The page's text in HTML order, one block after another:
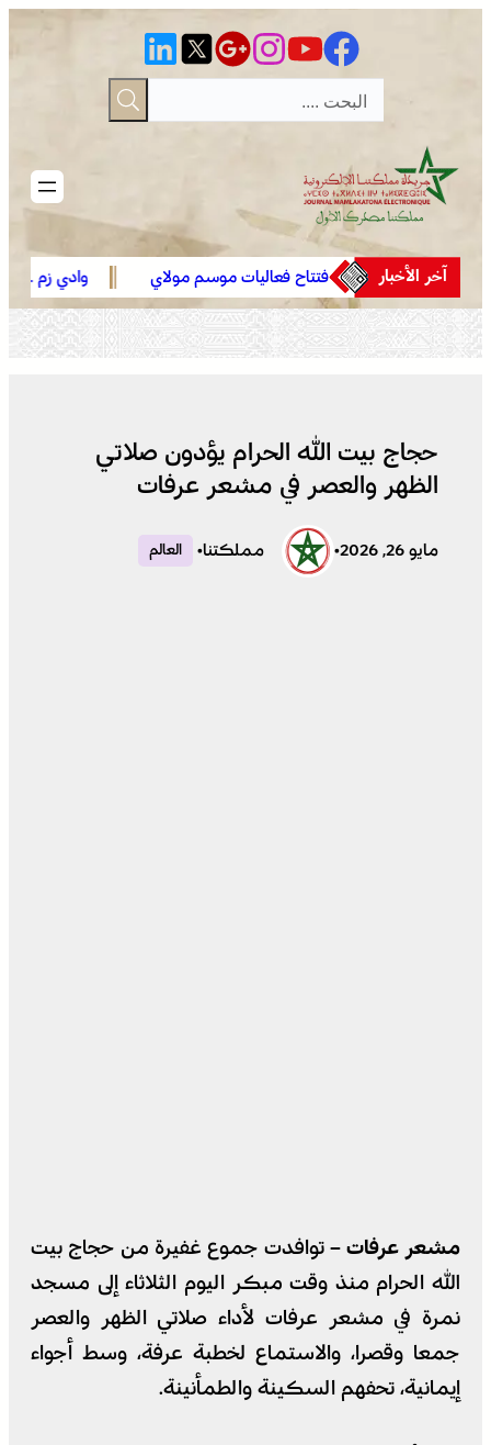
آخر الأخبار
الجديدة .. افتتاح فعاليات موسم مولاي
وادي زم .. مبادرة
حجاج بيت الله الحرام يؤدون صلاتي
الظهر والعصر في مشعر عرفات
مايو 26, 2026 • مملكتنا• العالم
مشعر عرفات – توافدت جموع غفيرة من حجاج بيت
الله الحرام منذ وقت مبكر اليوم الثلاثاء إلى مسجد
نمرة في مشعر عرفات لأداء صلاتي الظهر والعصر
جمعا وقصرا، والاستماع لخطبة عرفة، وسط أجواء
إيمانية، تحفهم السكينة والطمأنينة.